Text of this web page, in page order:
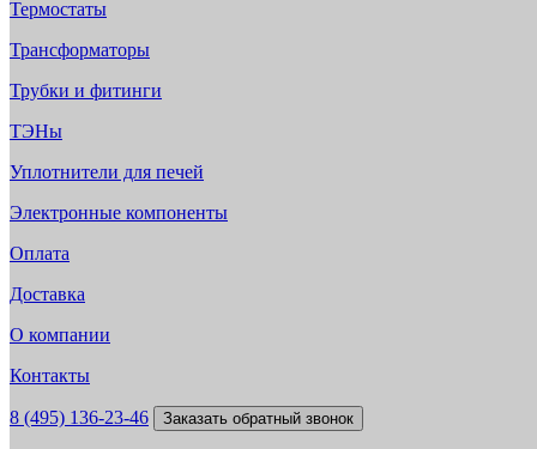
Термостаты
Трансформаторы
Трубки и фитинги
ТЭНы
Уплотнители для печей
Электронные компоненты
Оплата
Доставка
О компании
Контакты
8 (495) 136-23-46 Заказать обратный звонок